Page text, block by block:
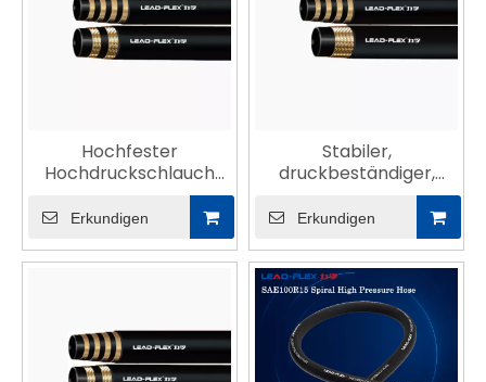
Hochfester
Hochdruckschlauch
nach ISO18752-642
Erkundigen
Stabiler,
druckbeständiger,
wetterbeständiger
ISO18752-628-
Erkundigen